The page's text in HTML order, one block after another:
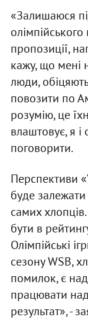
«Залишаюся
пропозиції,
кажу, що мені
люди, обіцяють
повозити по
розумію, це
влаштовує, я і
поговорити.
Перспективи
буде
самих
бути в
Олімпійські
сезону WSB,
помилок, є
працювати
результат», -